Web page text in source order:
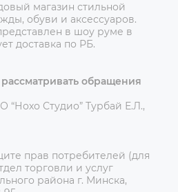
магазин стильной
обуви и аксессуаров.
в шоу руме в
доставка по РБ.
обращения
“Нохо Студио” Турбай Е.Л.,
прав потребителей (для
торговли и услуг
района г. Минска,